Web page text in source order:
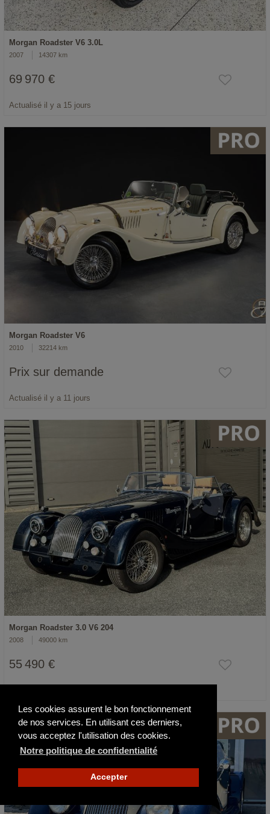
Les cookies assurent le bon fonctionnement
de nos services. En utilisant ces derniers,
vous acceptez l'utilisation des cookies.
Notre politique de confidentialité
Accepter
Morgan Roadster V6 3.0L
2007 14307 km
69 970 €
Actualisé il y a 15 jours
Morgan Roadster V6
2010 32214 km
Prix sur demande
Actualisé il y a 11 jours
Morgan Roadster 3.0 V6 204
2008 49000 km
55 490 €